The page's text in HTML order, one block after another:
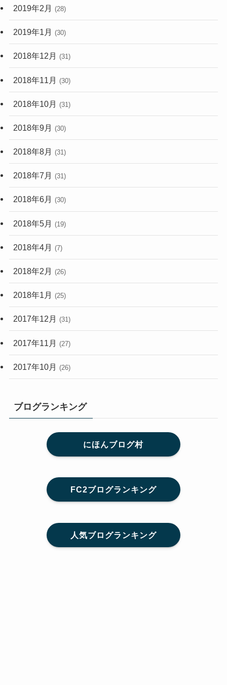
2019年2月 (28)
2019年1月 (30)
2018年12月 (31)
2018年11月 (30)
2018年10月 (31)
2018年9月 (30)
2018年8月 (31)
2018年7月 (31)
2018年6月 (30)
2018年5月 (19)
2018年4月 (7)
2018年2月 (26)
2018年1月 (25)
2017年12月 (31)
2017年11月 (27)
2017年10月 (26)
ブログランキング
にほんブログ村
FC2ブログランキング
人気ブログランキング